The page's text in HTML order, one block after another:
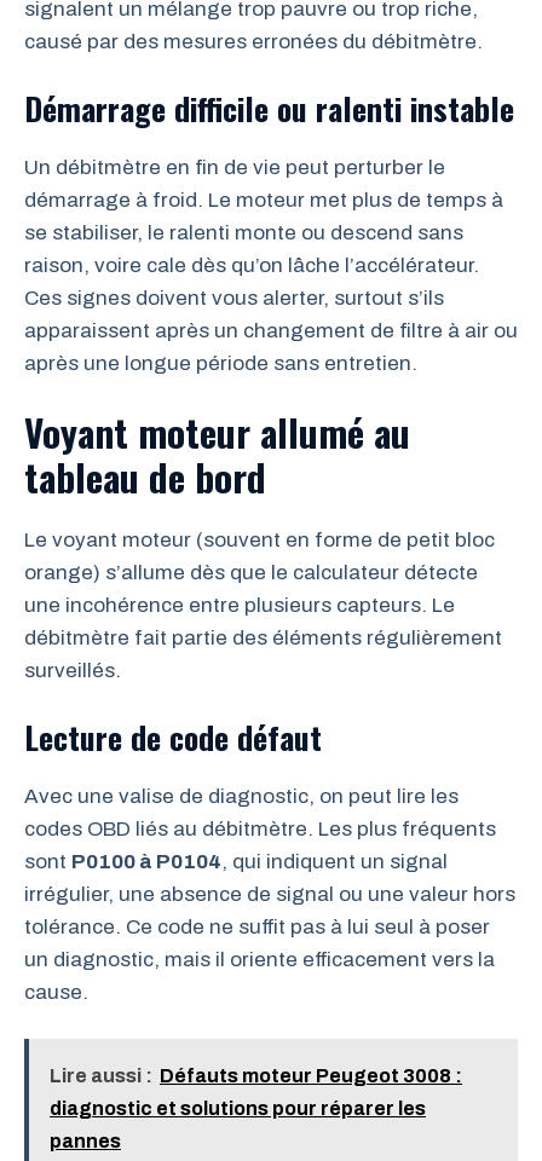
signalent un mélange trop pauvre ou trop riche,
causé par des mesures erronées du débitmètre.
Démarrage difficile ou ralenti instable
Un débitmètre en fin de vie peut perturber le
démarrage à froid. Le moteur met plus de temps à
se stabiliser, le ralenti monte ou descend sans
raison, voire cale dès qu’on lâche l’accélérateur.
Ces signes doivent vous alerter, surtout s’ils
apparaissent après un changement de filtre à air ou
après une longue période sans entretien.
Voyant moteur allumé au
tableau de bord
Le voyant moteur (souvent en forme de petit bloc
orange) s’allume dès que le calculateur détecte
une incohérence entre plusieurs capteurs. Le
débitmètre fait partie des éléments régulièrement
surveillés.
Lecture de code défaut
Avec une valise de diagnostic, on peut lire les
codes OBD liés au débitmètre. Les plus fréquents
sont P0100 à P0104, qui indiquent un signal
irrégulier, une absence de signal ou une valeur hors
tolérance. Ce code ne suffit pas à lui seul à poser
un diagnostic, mais il oriente efficacement vers la
cause.
Lire aussi : Défauts moteur Peugeot 3008 :
diagnostic et solutions pour réparer les
pannes